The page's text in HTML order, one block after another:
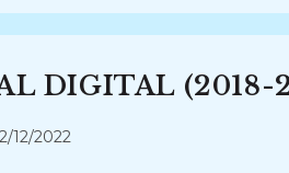
DIGITAL (2018-
12/2022